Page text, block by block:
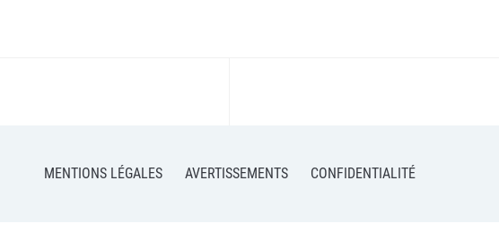
MENTIONS LÉGALES AVERTISSEMENTS CONFIDENTIALITÉ